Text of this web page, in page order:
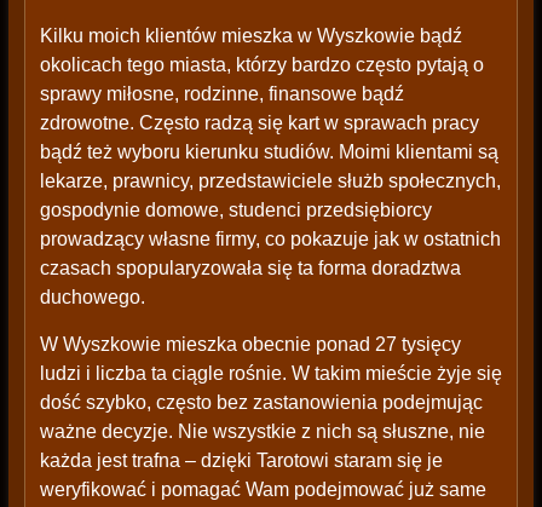
Kilku moich klientów mieszka w Wyszkowie bądź
okolicach tego miasta, którzy bardzo często pytają o
sprawy miłosne, rodzinne, finansowe bądź
zdrowotne. Często radzą się kart w sprawach pracy
bądź też wyboru kierunku studiów. Moimi klientami są
lekarze, prawnicy, przedstawiciele służb społecznych,
gospodynie domowe, studenci przedsiębiorcy
prowadzący własne firmy, co pokazuje jak w ostatnich
czasach spopularyzowała się ta forma doradztwa
duchowego.
W Wyszkowie mieszka obecnie ponad 27 tysięcy
ludzi i liczba ta ciągle rośnie. W takim mieście żyje się
dość szybko, często bez zastanowienia podejmując
ważne decyzje. Nie wszystkie z nich są słuszne, nie
każda jest trafna – dzięki Tarotowi staram się je
weryfikować i pomagać Wam podejmować już same